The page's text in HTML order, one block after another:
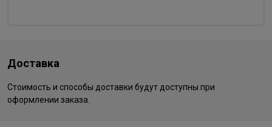
Доставка
Стоимость и способы доставки будут доступны при
оформлении заказа.